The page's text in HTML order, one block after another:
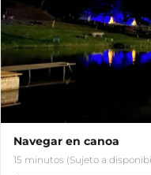
Navegar en canoa
15 minutos (Sujeto a